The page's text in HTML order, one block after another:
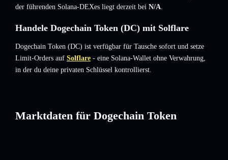
der führenden Solana-DEXes liegt derzeit bei N/A.
Handele Dogechain Token (DC) mit Solflare
Dogechain Token (DC) ist verfügbar für Tausche sofort und setze
Limit-Orders auf Solflare - eine Solana-Wallet ohne Verwahrung,
in der du deine privaten Schlüssel kontrollierst.
Marktdaten für Dogechain Token